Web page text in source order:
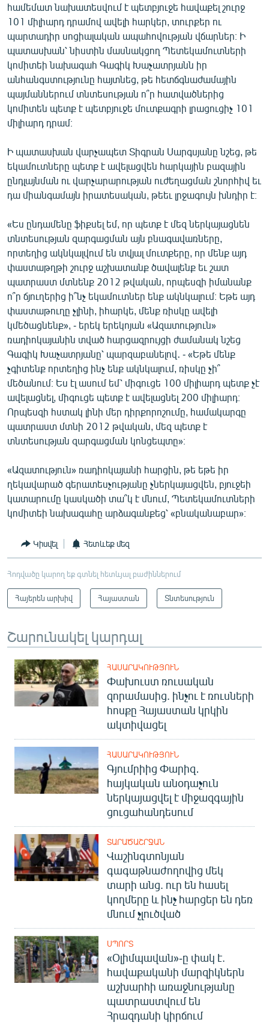
ՀԵՏԵՎԵՔ ՄԵԶ
«Ազատության» բոլոր կայքերը
համեմատ նախատեսվում է պետբյուջե հավաքել շուրջ
101 միլիարդ դրամով ավելի հարկեր, տուրքեր ու
պարտադիր սոցիալական ապահովության վճարներ։ Ի
պատասխան՝ նիստին մասնակցող Պետեկամուտների
կոմիտեի նախագահ Գագիկ Խաչատրյանն իր
անհանգստությունը հայտնեց, թե հետճգնաժամային
պայմաններում տնտեսության ո՞ր հատվածներից
կոմիտեն պետք է պետբյուջե մուտքագրի լրացուցիչ 101
միլիարդ դրամ։
Ի պատասխան վարչապետ Տիգրան Սարգսյանը նշեց, թե
եկամուտները պետք է ավելացվեն հարկային բազային
ընդլայնման ու վարչարարության ուժեղացման շնորհիվ եւ
դա միանգամայն իրատեսական, թեեւ լրջագույն խնդիր է։
«Ես ընդամենը ֆիքսել եմ, որ պետք է մեզ ներկայացնեն
տնտեսության զարգացման այն բնագավառները,
որտեղից ակնկալվում են տվյալ մուտքերը, որ մենք այդ
փաստաթղթի շուրջ աշխատանք ծավալենք եւ շատ
պատրաստ մտնենք 2012 թվական, որպեսզի իմանանք
ո՞ր ճյուղերից ի՞նչ եկամուտներ ենք ակնկալում։ Եթե այդ
փաստաթուղը չլինի, իհարկե, մենք ռիսկը ավելի
կմեծացնենք», - երեկ երեկոյան «Ազատություն»
ռադիոկայանին տված հարցազրույցի ժամանակ նշեց
Գագիկ Խաչատրյանը՝ պարզաբանելով․ - «Եթե մենք
չգիտենք որտեղից ինչ ենք ակնկալում, ռիսկը չի՞
մեծանում։ Ես էլ ասում եմ՝ միգուցե 100 միլիարդ պետք չէ
ավելացնել, միգուցե պետք է ավելացնել 200 միլիարդ։
Որպեսզի հստակ լինի մեր դիրքորոշումը, համակարգը
պատրաստ մտնի 2012 թվական, մեզ պետք է
տնտեսության զարգացման կոնցեպտը»։
«Ազատություն» ռադիոկայանի հարցին, թե եթե իր
ղեկավարած գերատեսչությանը չներկայացվեն, բյուջեի
կատարումը կասկածի տա՞կ է մնում, Պետեկամուտների
կոմիտեի նախագահը արձագանքեց՝ «բնականաբար»։
Կիսվել Հետևեք մեզ
Հոդվածը կարող եք գտնել հետևյալ բաժիններում
Հայերեն արխիվ Հայաստան Տնտեսություն
Շարունակել կարդալ
ՀԱՍԱՐԱԿՈՒԹՅՈՒՆ
Փախուստ ռուսական
զորամասից. ինչու է ռուսների
հոսքը Հայաստան կրկին
ակտիվացել
ՀԱՍԱՐԱԿՈՒԹՅՈՒՆ
Գյումրիից Փարիզ․
հայկական անօդաչուն
ներկայացվել է միջազգային
ցուցահանդեսում
ՏԱՐԱԾԱՇՐՋԱՆ
Վաշինգտոնյան
գագաթնաժողովից մեկ
տարի անց. ուր են հասել
կողմերը և ինչ հարցեր են դեռ
մնում չլուծված
ՍՊՈՐՏ
«Օլիմպավան»-ը փակ է.
հավաքականի մարզիկներն
աշխարհի առաջնությանը
պատրաստվում են
Հրազդանի կիրճում